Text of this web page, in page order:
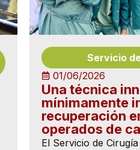
Servicio
01/06/2026
Una técnica
mínimamente
recuperación
operados de
El Servicio de